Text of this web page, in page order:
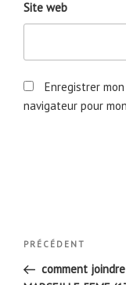
Site web
Enregistrer
navigateur pour
Navigation
l’article
Article
précédent
PRÉCÉDENT
comment joindre